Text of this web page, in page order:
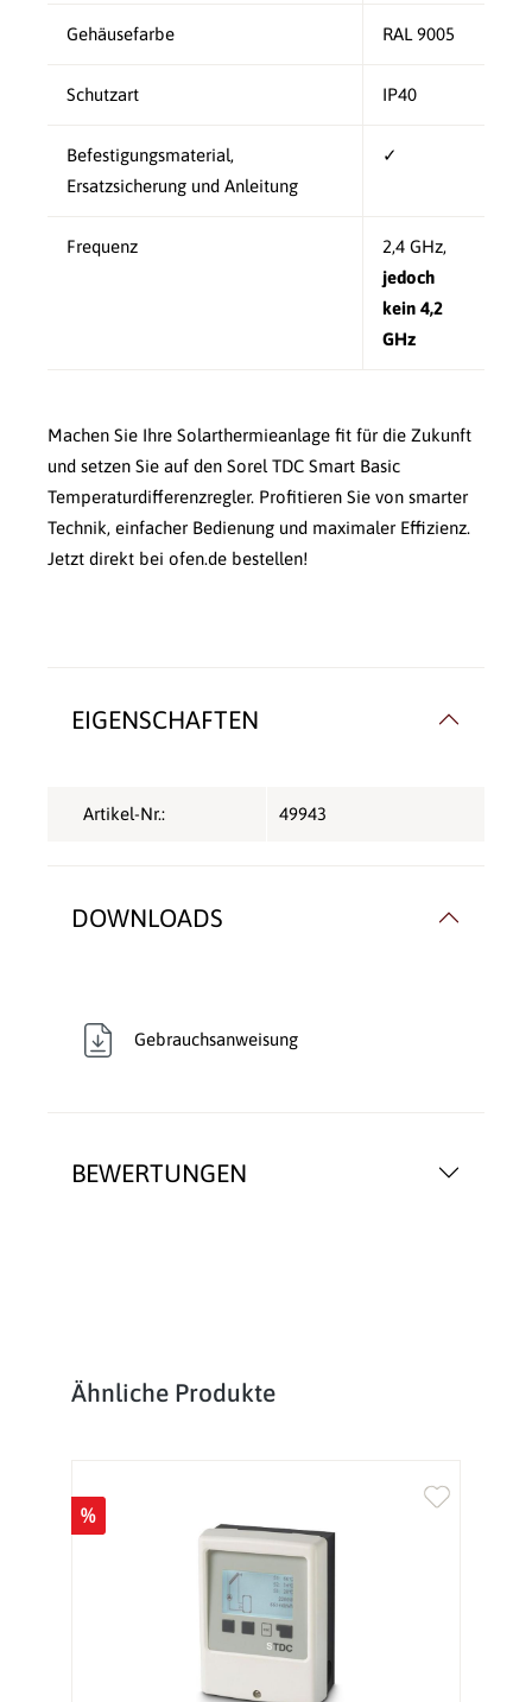
Gehäusefarbe RAL 9005
Schutzart IP40
Befestigungsmaterial,
Ersatzsicherung und Anleitung
✓
Frequenz
2,4 GHz,
jedoch
kein 4,2
GHz
Machen Sie Ihre Solarthermieanlage fit für die Zukunft
und setzen Sie auf den Sorel TDC Smart Basic
Temperaturdifferenzregler. Profitieren Sie von smarter
Technik, einfacher Bedienung und maximaler Effizienz.
Jetzt direkt bei ofen.de bestellen!
BEWERTUNGEN
EIGENSCHAFTEN
Artikel-Nr.: 49943
DOWNLOADS
Gebrauchsanweisung
Produktgalerie überspringen
Ähnliche Produkte
%